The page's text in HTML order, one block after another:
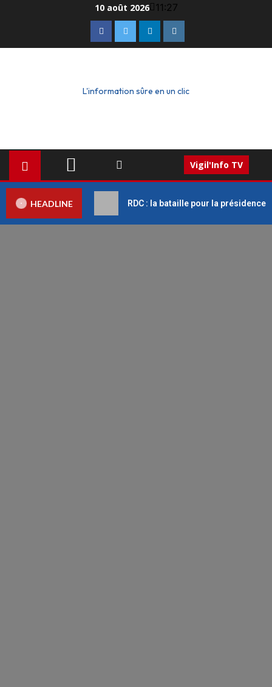
10 août 2026 11:27
L'information sûre en un clic
Vigil'Info TV
HEADLINE RDC : la bataille pour la présidence